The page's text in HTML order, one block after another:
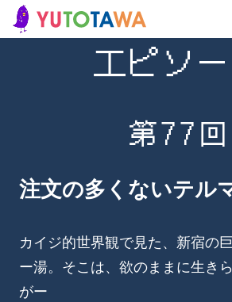
エピソ
第77回
注文の多くないテル
カイジ的世界観で見た、新宿の
ー湯。そこは、欲のままに生き
がー